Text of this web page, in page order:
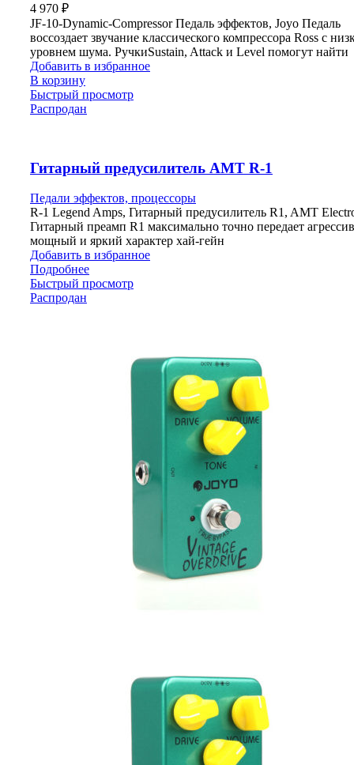
4 970 ₽
JF-10-Dynamic-Compressor Педаль эффектов, Joyo Педаль
воссоздает звучание классического компрессора Ross с
уровнем шума. РучкиSustain, Attack и Level помогут найти
Добавить в избранное
В корзину
Быстрый просмотр
Распродан
Гитарный предусилитель AMT R-1
Педали эффектов, процессоры
R-1 Legend Amps, Гитарный предусилитель R1, AMT
Гитарный преамп R1 максимально точно передает
мощный и яркий характер хай-гейн
Добавить в избранное
Подробнее
Быстрый просмотр
Распродан